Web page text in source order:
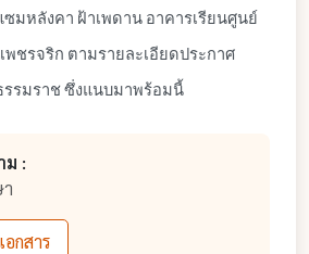
ซมหลังคา ฝ้าเพดาน อาคารเรียนศูนย์
ชรจริก ตามรายละเอียดประกาศ
รรมราช ซึ่งแนบมาพร้อมนี้
ม :
กสาร